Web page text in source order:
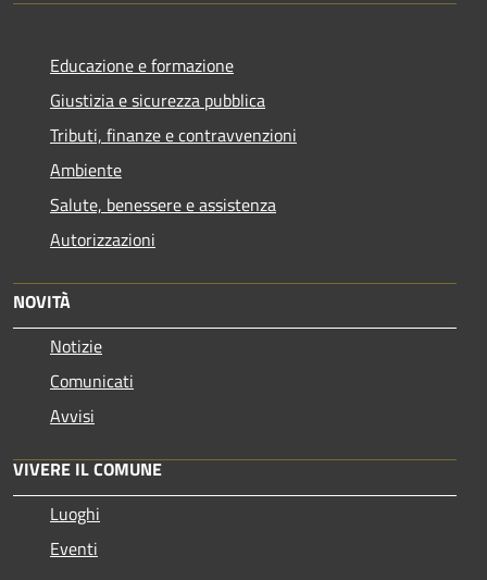
Educazione e formazione
Giustizia e sicurezza pubblica
Tributi, finanze e contravvenzioni
Ambiente
Salute, benessere e assistenza
Autorizzazioni
NOVITÀ
Notizie
Comunicati
Avvisi
VIVERE IL COMUNE
Luoghi
Eventi